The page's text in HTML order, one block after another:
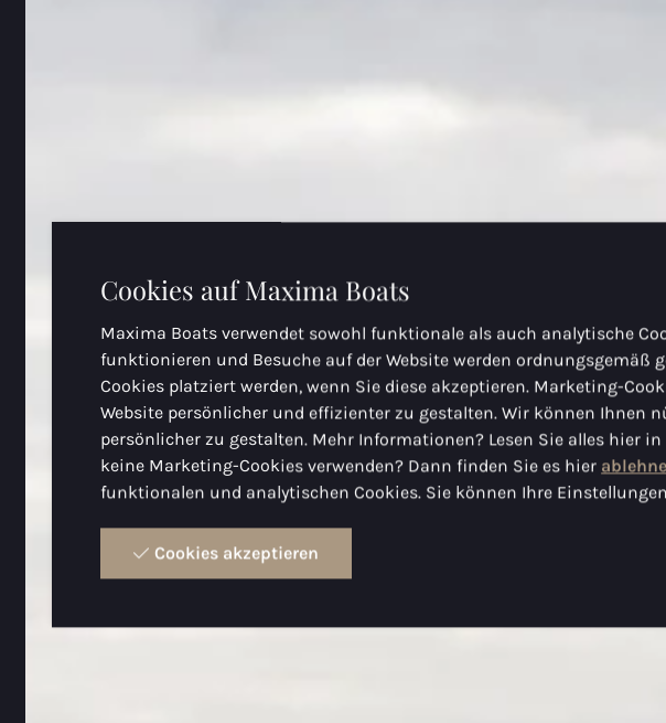
Cookies auf Maxima Boats
Maxima Boats verwendet sowohl funktionale als auch analytische
funktionieren und Besuche auf der Website werden ordnungsgemäß
Cookies platziert werden, wenn Sie diese akzeptieren. Marketing-
Website persönlicher und effizienter zu gestalten. Wir können Ihnen
persönlicher zu gestalten. Mehr Informationen? Lesen Sie alles hier
keine Marketing-Cookies verwenden? Dann finden Sie es hier
funktionalen und analytischen Cookies. Sie können Ihre
Cookies akzeptieren